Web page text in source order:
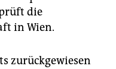
die
in Wien.
zurückgewiesen